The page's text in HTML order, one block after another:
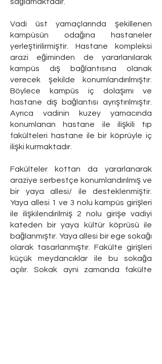
Vadi üst yamaçlarında şekillenen
kampüsün odağına hastaneler
yerleştirilirmiştir. Hastane kompleksi
arazi eğiminden de yararlanılarak
kampüs dış bağlantısına olanak
verecek şekilde konumlandırılmıştır.
Böylece kampüs iç dolaşımı ve
hastane dış bağlantısı ayrıştırılmıştır.
Ayrıca vadinin kuzey yamacında
konumlanan hastane ile ilişkili tıp
fakülteleri hastane ile bir köprüyle iç
ilişki kurmaktadır.
Fakülteler kottan da yararlanarak
araziye serbestçe konumlandırılmış ve
bir yaya allesi/ ile desteklenmiştir.
Yaya allesi 1 ve 3 nolu kampüs girişleri
ile ilişkilendirilmiş 2 nolu girişe vadiyi
kateden bir yaya kültür köprüsü ile
bağlanmıştır. Yaya allesi bir ege sokağı
olarak tasarlanmıştır. Fakülte girişleri
küçük meydancıklar ile bu sokağa
açılır. Sokak ayni zamanda fakülte